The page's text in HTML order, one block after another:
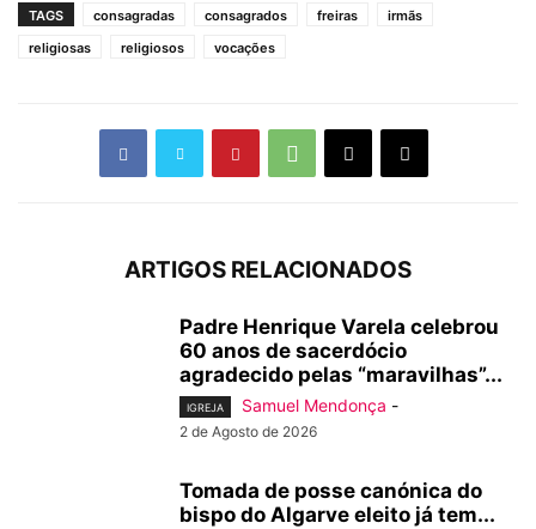
TAGS consagradas consagrados freiras
irmãs
religiosas
religiosos vocações
ARTIGOS RELACIONADOS
Padre Henrique Varela celebrou
60 anos de sacerdócio
agradecido pelas “maravilhas”...
IGREJA Samuel Mendonça -
2 de Agosto de 2026
Tomada de posse canónica do
bispo do Algarve eleito já tem...